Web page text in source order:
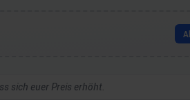
sich euer Preis erhöht.